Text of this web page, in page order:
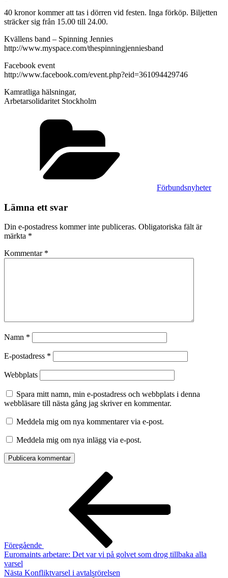
40 kronor kommer att tas i dörren vid festen. Inga förköp. Biljetten
sträcker sig från 15.00 till 24.00.
Kvällens band – Spinning Jennies
http://www.myspace.com/thespinningjenniesband
Facebook event
http://www.facebook.com/event.php?eid=361094429746
Kamratliga hälsningar,
Arbetarsolidaritet Stockholm
Förbundsnyheter
Lämna ett svar
Din e-postadress kommer inte publiceras. Obligatoriska fält är
märkta *
Kommentar *
Namn *
E-postadress *
Webbplats
Spara mitt namn, min e-postadress och webbplats i denna
webbläsare till nästa gång jag skriver en kommentar.
Meddela mig om nya kommentarer via e-post.
Meddela mig om nya inlägg via e-post.
Inläggsnavigering
Föregående
Euromaints arbetare: Det var vi på golvet som drog tillbaka alla
varsel
Nästa
Nästa Konfliktvarsel i avtalsrörelsen